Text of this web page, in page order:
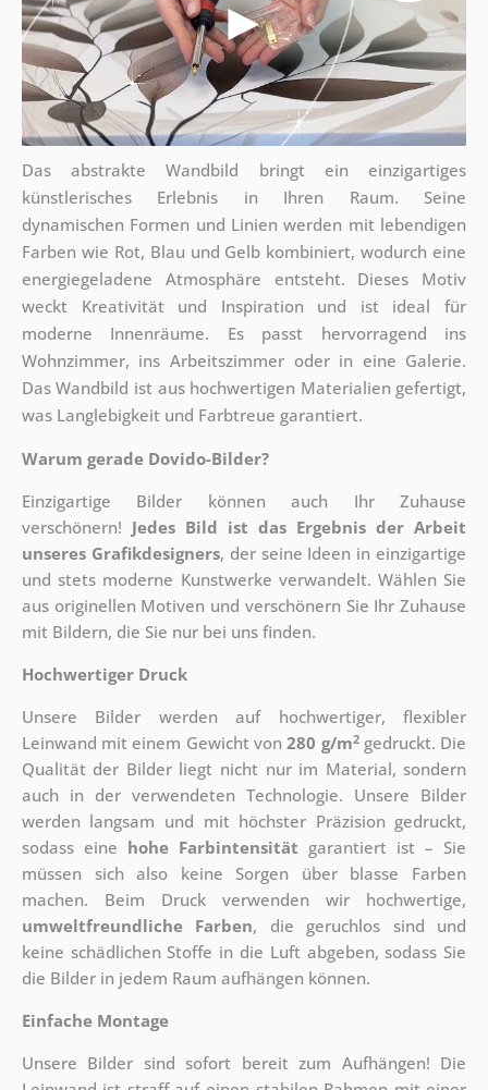
Das abstrakte Wandbild bringt ein einzigartiges
künstlerisches Erlebnis in Ihren Raum. Seine
dynamischen Formen und Linien werden mit lebendigen
Farben wie Rot, Blau und Gelb kombiniert, wodurch eine
energiegeladene Atmosphäre entsteht. Dieses Motiv
weckt Kreativität und Inspiration und ist ideal für
moderne Innenräume. Es passt hervorragend ins
Wohnzimmer, ins Arbeitszimmer oder in eine Galerie.
Das Wandbild ist aus hochwertigen Materialien gefertigt,
was Langlebigkeit und Farbtreue garantiert.
Warum gerade Dovido-Bilder?
Einzigartige Bilder können auch Ihr Zuhause
verschönern! Jedes Bild ist das Ergebnis der Arbeit
unseres Grafikdesigners, der seine Ideen in einzigartige
und stets moderne Kunstwerke verwandelt. Wählen Sie
aus originellen Motiven und verschönern Sie Ihr Zuhause
mit Bildern, die Sie nur bei uns finden.
Hochwertiger Druck
Unsere Bilder werden auf hochwertiger, flexibler
Leinwand mit einem Gewicht von280 g/m2gedruckt. Die
Qualität der Bilder liegt nicht nur im Material, sondern
auch in der verwendeten Technologie. Unsere Bilder
werden langsam und mit höchster Präzision gedruckt,
sodass eine hohe Farbintensität garantiert ist – Sie
müssen sich also keine Sorgen über blasse Farben
machen. Beim Druck verwenden wir hochwertige,
umweltfreundliche Farben, die geruchlos sind und
keine schädlichen Stoffe in die Luft abgeben, sodass Sie
die Bilder in jedem Raum aufhängen können.
Einfache Montage
Unsere Bilder sind sofort bereit zum Aufhängen! Die